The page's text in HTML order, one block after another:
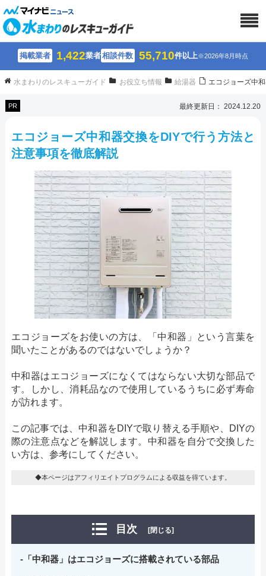
掲載業者 1,422業者相談件数 55,710件以上※2026年8月時点
水まわりのレスキューガイド お役立ち情報 給湯器 エコジョーズ中
PR 最終更新日： 2024.12.20
エコジョーズ中和器交換をDIYで行う方法と
注意事項を徹底解説
エコジョーズをお使いの方は、「中和器」という言葉を
聞いたことがあるのではないでしょうか？
中和器はエコジョーズになくてはならない大切な部品で
す。しかし、消耗品なので使用しているうちに必ず寿命
が訪れます。
この記事では、中和器をDIYで取り替える手順や、DIYの
際の注意点などを解説します。中和器を自分で交換した
い方は、参考にしてください。
◆本ページはアフィリエイトプログラムによる収益を得ています。
目次 [閉じる]
「中和器」はエコジョーズに搭載されている部品